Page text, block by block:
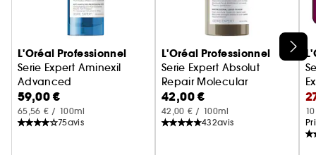
Ignorer le carrousel produits
L'Oréal Professionnel
Serie Expert Aminexil
Advanced
Sérum professionnel anti-chute fortifiant
59,00 €
65,56 € / 100ml
75avis
L'Oréal Professionnel
Serie Expert Absolut
Repair Molecular
Masque sans rinçage
42,00 €
42,00 € / 100ml
432avis